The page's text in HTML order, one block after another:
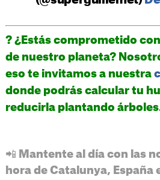
? ¿Estás comprometido
de nuestro planeta?
eso te invitamos a nuestra
donde podrás calcular tu
reducirla plantando
📲 Mantente al día con las
hora de Catalunya, España